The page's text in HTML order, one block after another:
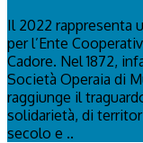
Il 2022 rappresenta
per l’Ente
Cadore. Nel 1872,
Società Operaia di
raggiunge il
solidarietà, di
secolo e ..